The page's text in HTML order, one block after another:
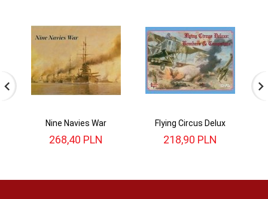
Nine Navies War
268,40 PLN
Flying Circus Delux
218,90 PLN